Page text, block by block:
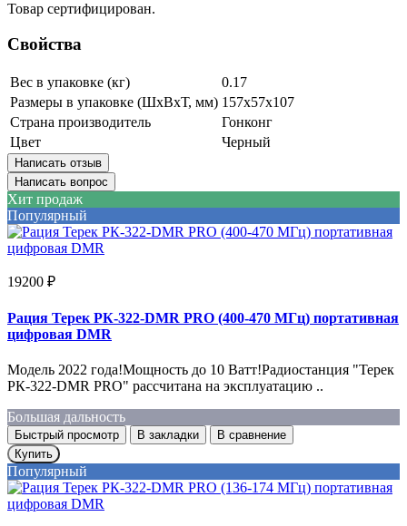
Товар сертифицирован.
Свойства
Вес в упаковке (кг)
0.17
Размеры в упаковке (ШxВxТ, мм) 157x57x107
Страна производитель
Гонконг
Цвет
Черный
Написать отзыв
Написать вопрос
Хит продаж
Популярный
19200 ₽
Рация Терек РК-322-DMR PRO (400-470 МГц) портативная
цифровая DMR
Модель 2022 года!Мощность до 10 Ватт!Радиостанция "Терек
РК-322-DMR PRO" рассчитана на эксплуатацию ..
Большая дальность
Быстрый просмотр В закладки
В сравнение
Купить
Популярный